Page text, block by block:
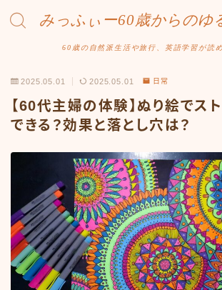
みっふぃー60歳からのゆ
60歳の自然派生活や旅行、英語学習が読
2025.05.01 2025.05.01 日常
【60代主婦の体験】ぬり絵でス
できる？効果と落とし穴は？